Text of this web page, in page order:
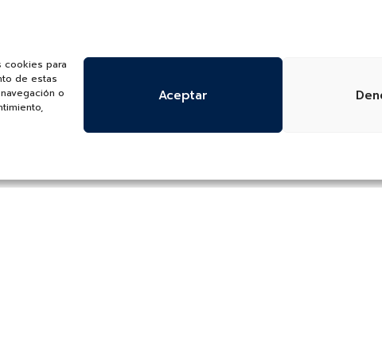
cookies para
de estas
o
Aceptar